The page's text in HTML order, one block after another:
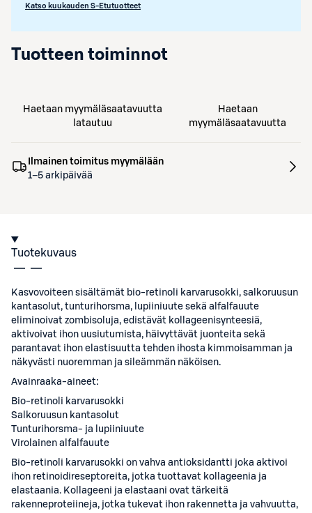
Katso kuukauden S-Etutuotteet
Tuotteen toiminnot
Haetaan myymäläsaatavuutta
latautuu
Haetaan
myymäläsaatavuutta
Ilmainen toimitus myymälään
1–5 arkipäivää
Tuotekuvaus
Kasvovoiteen sisältämät bio-retinoli karvarusokki, salkoruusun
kantasolut, tunturihorsma, lupiiniuute sekä alfalfauute
eliminoivat zombisoluja, edistävät kollageenisynteesiä,
aktivoivat ihon uusiutumista, häivyttävät juonteita sekä
parantavat ihon elastisuutta tehden ihosta kimmoisamman ja
näkyvästi nuoremman ja sileämmän näköisen.
Avainraaka-aineet:
Bio-retinoli karvarusokki
Salkoruusun kantasolut
Tunturihorsma- ja lupiiniuute
Virolainen alfalfauute
Bio-retinoli karvarusokki on vahva antioksidantti joka aktivoi
ihon retinoidireseptoreita, jotka tuottavat kollageenia ja
elastaania. Kollageeni ja elastaani ovat tärkeitä
rakenneproteiineja, jotka tukevat ihon rakennetta ja vahvuutta,